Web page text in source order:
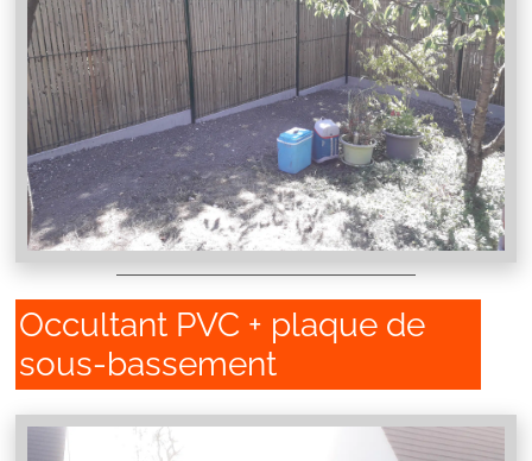
Occultant PVC + plaque de
sous-bassement